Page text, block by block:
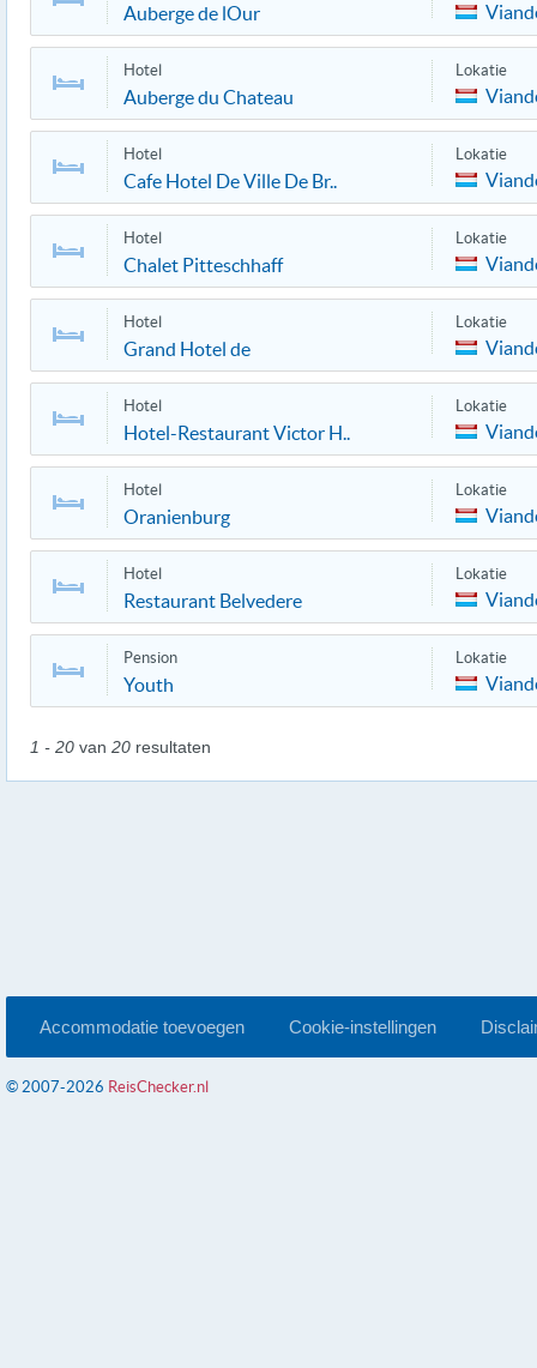
Auberge de lOur
Hotel
Auberge du Chateau
Lokatie
Hotel
Cafe Hotel De Ville De Br..
Lokatie
Hotel
Chalet Pitteschhaff
Lokatie
Hotel
Grand Hotel de
Lokatie
Hotel
Hotel-Restaurant Victor H..
Lokatie
Hotel
Oranienburg
Lokatie
Hotel
Restaurant Belvedere
Lokatie
Pension
Youth
Lokatie
1 - 20 van 20 resultaten
Accommodatie toevoegen Cookie-instellingen
© 2007-2026 ReisChecker.nl